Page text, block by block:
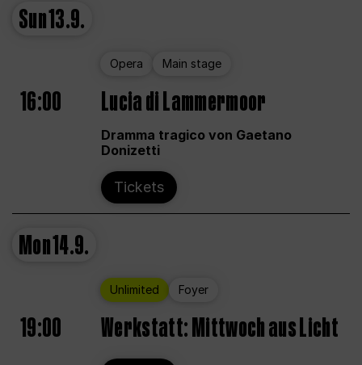
Sun13.9.
Opera Main stage
16:00 Lucia di Lammermoor
Dramma tragico von Gaetano
Donizetti
Tickets
Mon14.9.
Unlimited Foyer
19:00 Werkstatt: Mittwoch aus Licht